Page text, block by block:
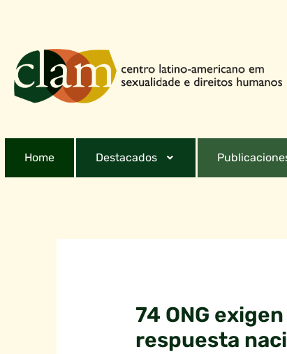
Home Destacados
74 ONG
respuesta